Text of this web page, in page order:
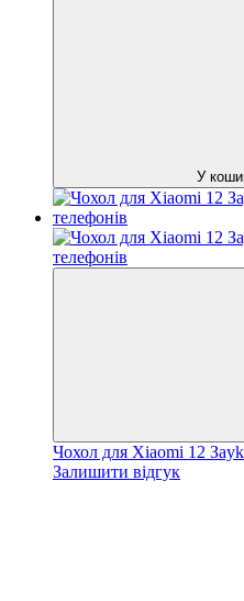
У
Чохол для Xiaomi 12
Залишити відгук